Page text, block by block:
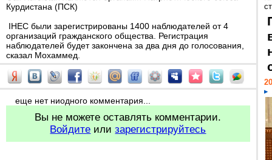
Курдистана (ПСК)
IHEC были зарегистрированы 1400 наблюдателей от 4
организаций гражданского общества. Регистрация
наблюдателей будет закончена за два дня до голосования,
сказал Мохаммед.
еще нет ниодного комментария...
Вы не можете оставлять комментарии.
Войдите илизарегистрируйтесь